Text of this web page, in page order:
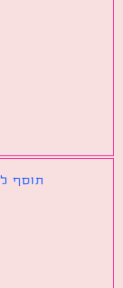
תוסף לצפיה